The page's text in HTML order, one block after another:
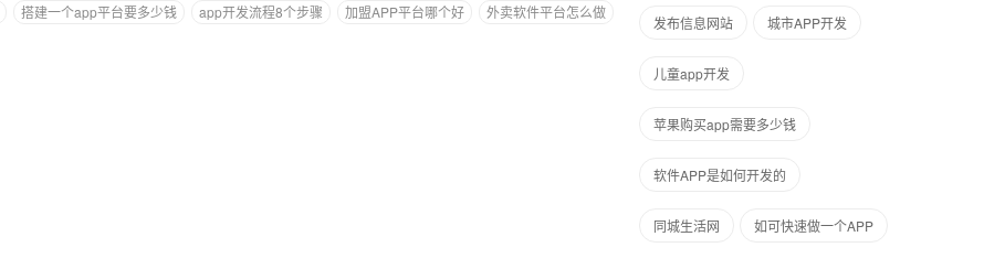
搭建一个app平台要多少钱 app开发流程8个步骤 加盟APP平台哪个好
外卖软件平台怎么做
发布信息网站 城市APP开发
儿童app开发
苹果购买app需要多少钱
软件APP是如何开发的
同城生活网 如可快速做一个APP